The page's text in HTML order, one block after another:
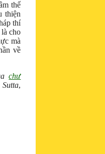
thế
thiện
thí
cho
mà
về
chư
,